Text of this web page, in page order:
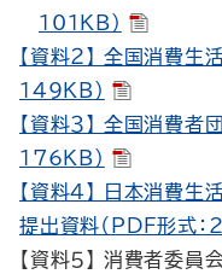
101KB）
【資料２】 全国消費
149KB）
【資料３】 全国消費者
176KB）
【資料４】 日本消費生
提出資料（PDF形式：
【資料５】 消費者委